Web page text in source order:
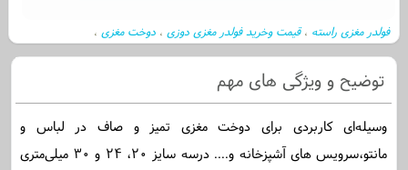
فولدر مغزی راسته ،قیمت وخرید فولدر مغزی دوزی ، دوخت مغزی ،
توضیح و ویژگی های مهم
وسیله‌ای کاربردی برای دوخت مغزی تمیز و صاف در لباس و
مانتو،سرویس های آشپزخانه و.... درسه سایز ۲۰، ۲۴ و ۳۰ میلی‌متری